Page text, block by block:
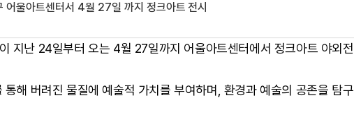
어울아트센터서 4월 27일 까지 정크아트 전시
지난 24일부터 오는 4월 27일까지 어울아트센터에서 정크아트 야외전
통해 버려진 물질에 예술적 가치를 부여하며, 환경과 예술의 공존을 탐구